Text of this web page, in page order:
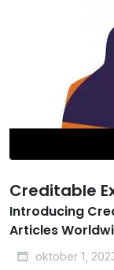
Creditable
Introducing
Articles
oktober 1,